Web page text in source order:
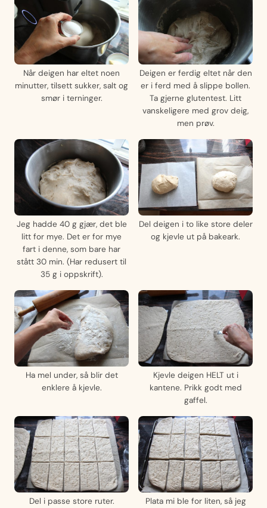
Når deigen har eltet noen
minutter, tilsett sukker, salt og
smør i terninger.
Deigen er ferdig eltet når den
er i ferd med å slippe bollen.
Ta gjerne glutentest. Litt
vanskeligere med grov deig,
men prøv.
Jeg hadde 40 g gjær, det ble
litt for mye. Det er for mye
fart i denne, som bare har
stått 30 min. (Har redusert til
35 g i oppskrift).
Del deigen i to like store deler
og kjevle ut på bakeark.
Ha mel under, så blir det
enklere å kjevle.
Kjevle deigen HELT ut i
kantene. Prikk godt med
gaffel.
Del i passe store ruter.
Plata mi ble for liten, så jeg